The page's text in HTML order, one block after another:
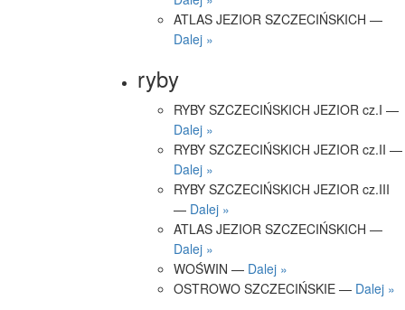
ATLAS JEZIOR SZCZECIŃSKICH —
Dalej »
ryby
RYBY SZCZECIŃSKICH JEZIOR cz.I —
Dalej »
RYBY SZCZECIŃSKICH JEZIOR cz.II —
Dalej »
RYBY SZCZECIŃSKICH JEZIOR cz.III
— Dalej »
ATLAS JEZIOR SZCZECIŃSKICH —
Dalej »
WOŚWIN — Dalej »
OSTROWO SZCZECIŃSKIE — Dalej »